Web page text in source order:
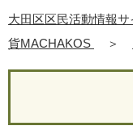
大田区区民活動情報
貨MACHAKOS
＞